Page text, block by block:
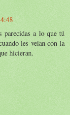
parecidas a lo que tú
les veian con la
hicieran.